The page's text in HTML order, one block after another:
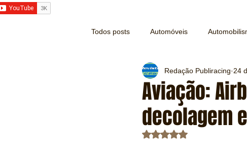
Todos posts Automóveis
Turismo Lazer
Mecânica e Peças Segurança
Aviação:
decolagem
Redação Publiracing 24
Avaliado com NaN de 5